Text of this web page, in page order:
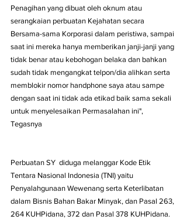
Penagihan yang dibuat oleh oknum atau
serangkaian perbuatan Kejahatan secara
Bersama-sama Korporasi dalam peristiwa, sampai
saat ini mereka hanya memberikan janji-janji yang
tidak benar atau kebohogan belaka dan bahkan
sudah tidak mengangkat telpon/dia alihkan serta
memblokir nomor handphone saya atau sampe
dengan saat ini tidak ada etikad baik sama sekali
untuk menyelesaikan Permasalahan ini",
Tegasnya
Perbuatan SY  diduga melanggar Kode Etik
Tentara Nasional Indonesia (TNI) yaitu
Penyalahgunaan Wewenang serta Keterlibatan
dalam Bisnis Bahan Bakar Minyak, dan Pasal 263,
264 KUHPidana, 372 dan Pasal 378 KUHPidana.